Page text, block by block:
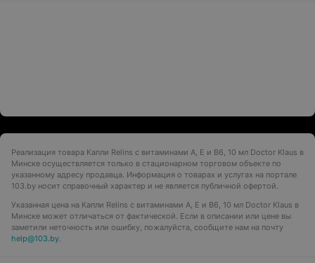
Реализация товара Капли Relins с витаминами A, Е и B6, 10 мл Doctor Klaus в
Минске осуществляется только в стационарном торговом объекте по
указанному адресу продавца. Информация о товарах и услугах на портале
103.by носит справочный характер и не является публичной офертой.
Указанная цена на Капли Relins с витаминами A, Е и B6, 10 мл Doctor Klaus в
Минске может отличаться от фактической. Если в описании или цене вы
заметили неточность или ошибку, пожалуйста, сообщите нам на почту
help@103.by.